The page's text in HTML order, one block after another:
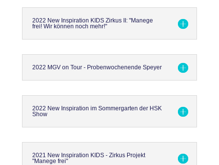
2022 New Inspiration KIDS Zirkus II: "Manege
frei! Wir können noch mehr!"
2022 MGV on Tour - Probenwochenende Speyer
2022 New Inspiration im Sommergarten der HSK
Show
2021 New Inspiration KIDS - Zirkus Projekt
"Manege frei"